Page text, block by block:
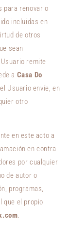
para renovar o
incluidas en
de otros
sean
remite
a Casa Do
Usuario envíe, en
otro
en este acto a
en contra
por cualquier
de autor o
programas,
que el propio
.